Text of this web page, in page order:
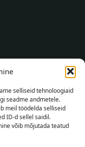
selliseid tehnoloogiaid
seadme andmetele.
meil töödelda selliseid
ID-d sellel saidil.
võib mõjutada teatud